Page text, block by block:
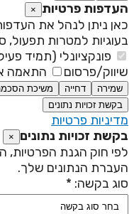
פרטיות ×
ניתן לנהל את
למטרות תפעול,
פונקציונלי (תמיד פעיל)
פרסום
התאמה
שמירה דחייה
משיכת הסכמה
בקשת זכויות נתונים
פרטיות
זכויות נתונים ×
חוק הגנת הפרטיות,
הנתונים שלך.
בקשה: *